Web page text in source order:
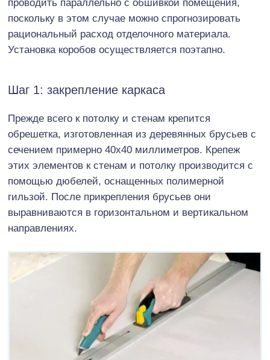
проводить параллельно с обшивкой помещения,
поскольку в этом случае можно спрогнозировать
рациональный расход отделочного материала.
Установка коробов осуществляется поэтапно.
Шаг 1: закрепление каркаса
Прежде всего к потолку и стенам крепится
обрешетка, изготовленная из деревянных брусьев с
сечением примерно 40х40 миллиметров. Крепеж
этих элементов к стенам и потолку производится с
помощью дюбелей, оснащенных полимерной
гильзой. После прикрепления брусьев они
выравниваются в горизонтальном и вертикальном
направлениях.